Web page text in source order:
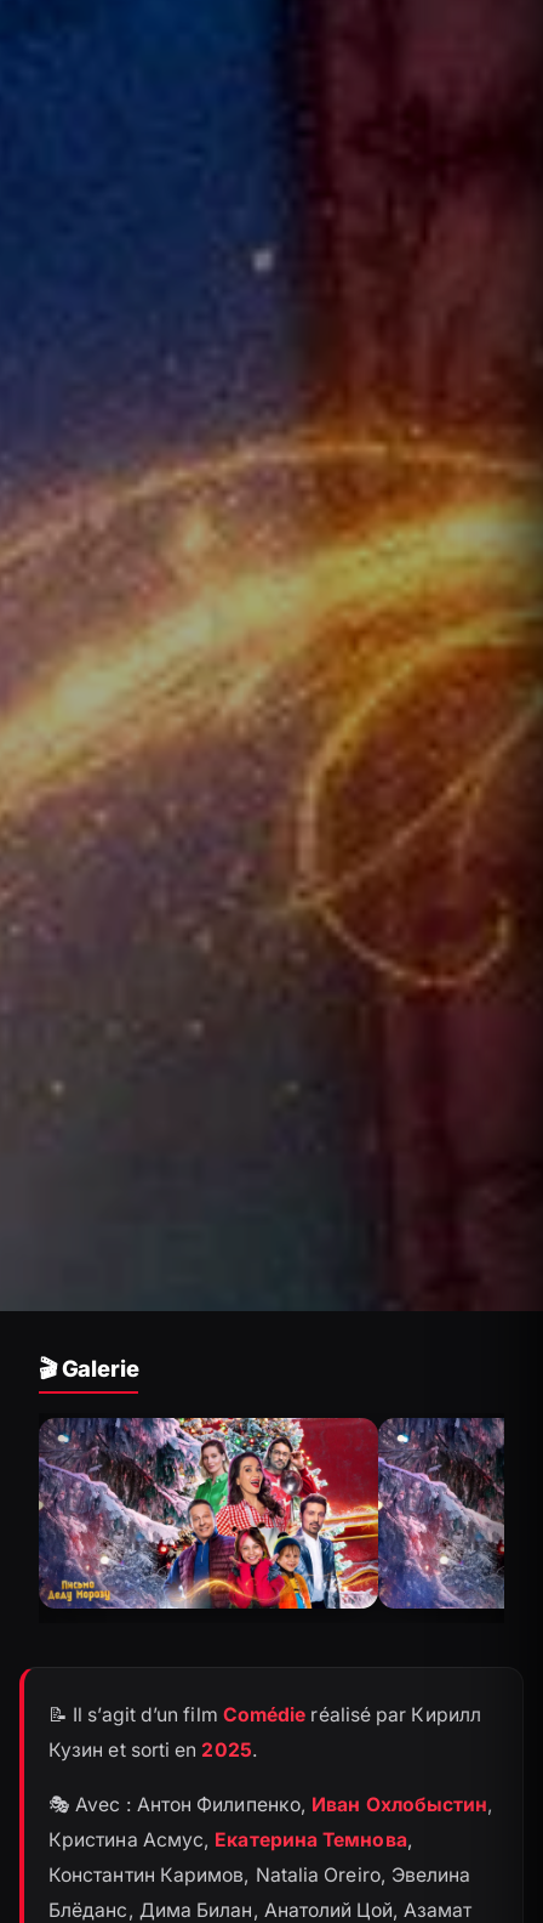
🎬 Galerie
📝 Il s’agit d’un film Comédie réalisé par Кирилл
Кузин et sorti en 2025.
🎭 Avec : Антон Филипенко, Иван Охлобыстин,
Кристина Асмус, Екатерина Темнова,
Константин Каримов, Natalia Oreiro, Эвелина
Блёданс, Дима Билан, Анатолий Цой, Азамат